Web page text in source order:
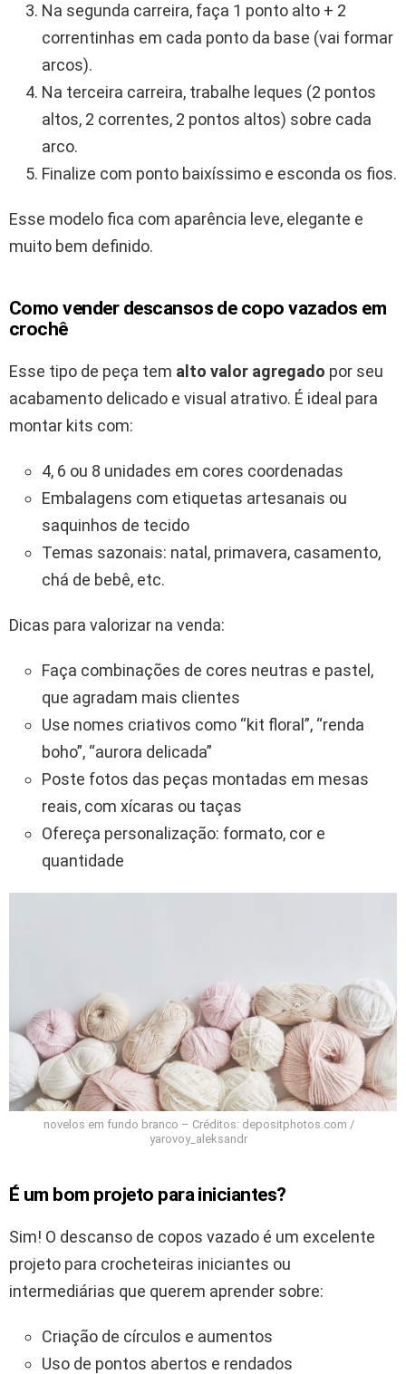
Na segunda carreira, faça 1 ponto alto + 2
correntinhas em cada ponto da base (vai formar
arcos).
Na terceira carreira, trabalhe leques (2 pontos
altos, 2 correntes, 2 pontos altos) sobre cada
arco.
Finalize com ponto baixíssimo e esconda os fios.
Esse modelo fica com aparência leve, elegante e
muito bem definido.
Como vender descansos de copo vazados em
crochê
Esse tipo de peça tem alto valor agregado por seu
acabamento delicado e visual atrativo. É ideal para
montar kits com:
4, 6 ou 8 unidades em cores coordenadas
Embalagens com etiquetas artesanais ou
saquinhos de tecido
Temas sazonais: natal, primavera, casamento,
chá de bebê, etc.
Dicas para valorizar na venda:
Faça combinações de cores neutras e pastel,
que agradam mais clientes
Use nomes criativos como “kit floral”, “renda
boho”, “aurora delicada”
Poste fotos das peças montadas em mesas
reais, com xícaras ou taças
Ofereça personalização: formato, cor e
quantidade
novelos em fundo branco – Créditos: depositphotos.com /
yarovoy_aleksandr
É um bom projeto para iniciantes?
Sim! O descanso de copos vazado é um excelente
projeto para crocheteiras iniciantes ou
intermediárias que querem aprender sobre:
Criação de círculos e aumentos
Uso de pontos abertos e rendados